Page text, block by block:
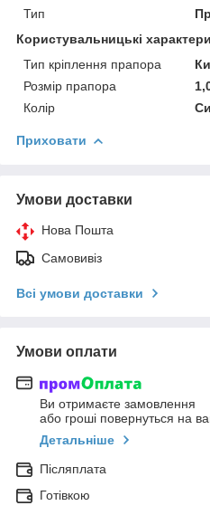
Тип
Користувальницькі
Тип кріплення прапора
Розмір прапора
Колір
Приховати
Умови доставки
Нова Пошта
Самовивіз
Всі умови доставки
Умови оплати
Ви отримаєте замовлення
або гроші повернуться на
Детальніше
Післяплата
Готівкою